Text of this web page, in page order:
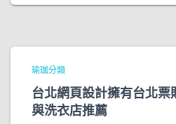
瑜珈分類
台北網頁設計擁有台北票
與洗衣店推薦